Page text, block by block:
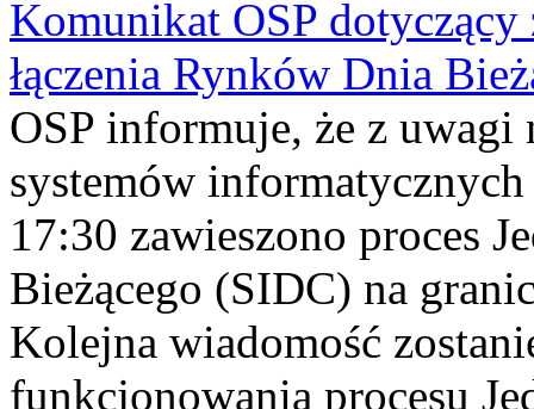
Komunikat OSP dotyczący
łączenia Rynków Dnia
OSP informuje, że z uwagi
systemów
17:30 zawieszono proces
Bieżącego (SIDC) na
Kolejna wiadomość
funkcjonowania procesu